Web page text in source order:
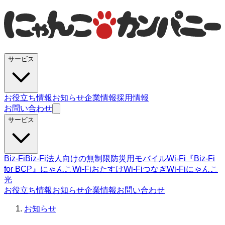
サービス
お役立ち情報お知らせ企業情報採用情報
お問い合わせ
サービス
Biz-FiBiz-Fi法人向けの無制限防災用モバイルWi-Fi『Biz-Fi
for BCP』 にゃんこWi-FiおたすけWi-FiつなぎWi-Fiにゃんこ
光
お役立ち情報お知らせ企業情報お問い合わせ
お知らせ